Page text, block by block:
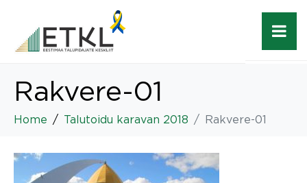
Rakvere-01
Home Talutoidu karavan 2018 Rakvere-01